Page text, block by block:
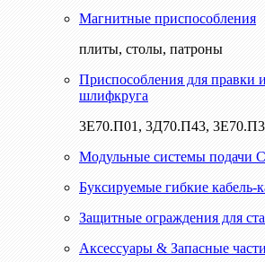
Магнитные приспособления
плиты, столы, патроны
Приспособления для правки
шлифкруга
3Е70.П01, 3Д70.П43,
Модульные системы подачи
Буксируемые гибкие кабель-
Защитные ограждения для
Аксессуары & Запасные части